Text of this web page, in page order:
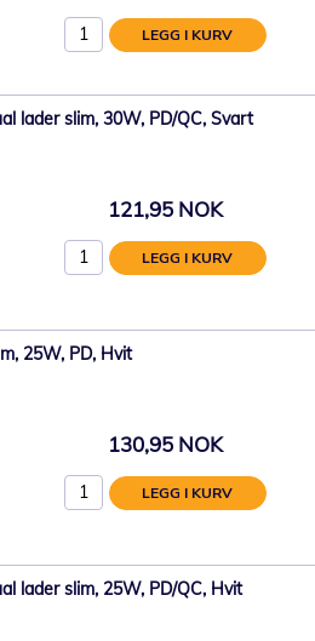
LEGG I KURV
lader slim, 30W, PD/QC, Svart
121,95 NOK
LEGG I KURV
25W, PD, Hvit
130,95 NOK
LEGG I KURV
lader slim, 25W, PD/QC, Hvit